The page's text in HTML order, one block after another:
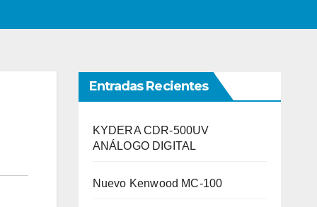
Entradas Recientes
KYDERA CDR-500UV
ANÁLOGO DIGITAL
Nuevo Kenwood MC-100